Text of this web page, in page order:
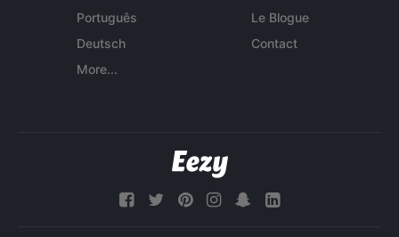
Português
Deutsch
More...
Le Blogue
Contact